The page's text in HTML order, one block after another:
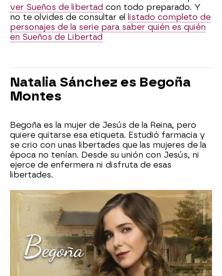
ver Sueños de libertad con todo preparado. Y
no te olvides de consultar el listado completo de
personajes de la serie para saber quién es quién
en Sueños de Libertad
Natalia Sánchez es Begoña
Montes
Begoña es la mujer de Jesús de la Reina, pero
quiere quitarse esa etiqueta. Estudió farmacia y
se crio con unas libertades que las mujeres de la
época no tenían. Desde su unión con Jesús, ni
ejerce de enfermera ni disfruta de esas
libertades.